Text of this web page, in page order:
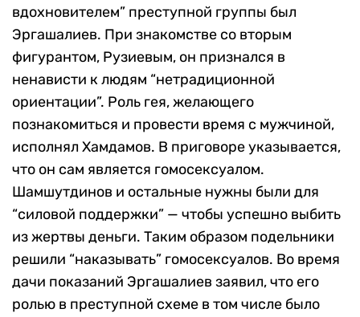
вдохновителем” преступной группы был
Эргашалиев. При знакомстве со вторым
фигурантом, Рузиевым, он признался в
ненависти к людям “нетрадиционной
ориентации”. Роль гея, желающего
познакомиться и провести время с мужчиной,
исполнял Хамдамов. В приговоре указывается,
что он сам является гомосексуалом.
Шамшутдинов и остальные нужны были для
“силовой поддержки” — чтобы успешно выбить
из жертвы деньги. Таким образом подельники
решили “наказывать” гомосексуалов. Во время
дачи показаний Эргашалиев заявил, что его
ролью в преступной схеме в том числе было